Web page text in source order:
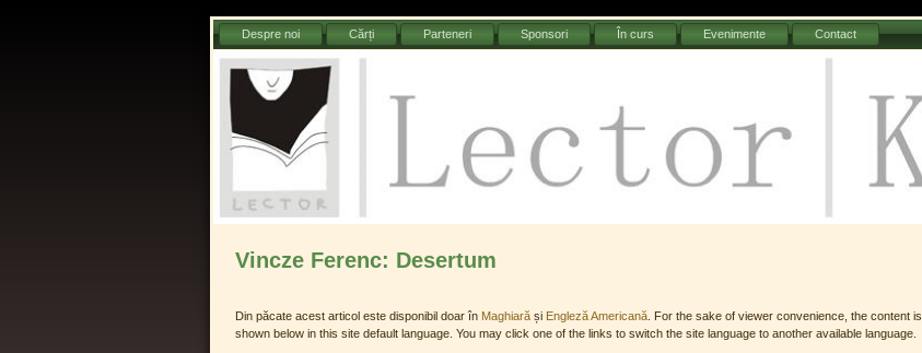
Sari
la
Despre noi Cărți Parteneri Sponsori În curs Evenimente Contact
Lector Kiadó
Vincze Ferenc: Desertum
Din păcate acest articol este disponibil doar în Maghiară și Engleză Americană . For the sake of viewer convenience, the content is
shown below in this site default language. You may click one of the links to switch the site language to another available language.